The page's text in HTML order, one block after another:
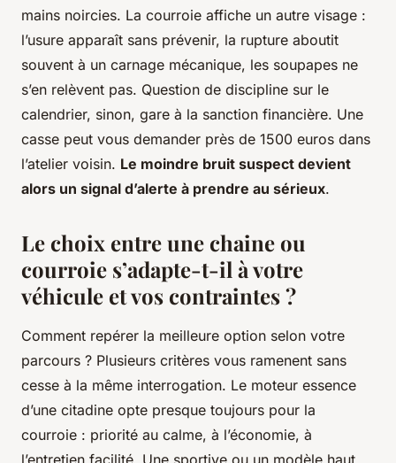
mains noircies. La courroie affiche un autre visage :
l’usure apparaît sans prévenir, la rupture aboutit
souvent à un carnage mécanique, les soupapes ne
s’en relèvent pas. Question de discipline sur le
calendrier, sinon, gare à la sanction financière. Une
casse peut vous demander près de 1500 euros dans
l’atelier voisin. Le moindre bruit suspect devient
alors un signal d’alerte à prendre au sérieux.
Le choix entre une chaine ou
courroie s’adapte-t-il à votre
véhicule et vos contraintes ?
Comment repérer la meilleure option selon votre
parcours ? Plusieurs critères vous ramenent sans
cesse à la même interrogation. Le moteur essence
d’une citadine opte presque toujours pour la
courroie : priorité au calme, à l’économie, à
l’entretien facilité. Une sportive ou un modèle haut